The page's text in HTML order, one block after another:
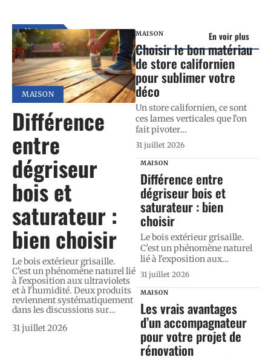
Maison En voir plus
MAISON
Différence
entre
dégriseur
bois et
saturateur :
bien choisir
Le bois extérieur grisaille.
C'est un phénomène naturel lié
à l'exposition aux ultraviolets
et à l'humidité. Deux produits
reviennent systématiquement
dans les discussions sur…
31 juillet 2026
MAISON
Choisir le bon matériau
de store californien
pour sublimer votre
déco
Un store californien, ce sont
ces lames verticales que l'on
fait pivoter…
31 juillet 2026
MAISON
Différence entre
dégriseur bois et
saturateur : bien
choisir
Le bois extérieur grisaille.
C'est un phénomène naturel
lié à l'exposition aux…
31 juillet 2026
MAISON
Les vrais avantages
d’un accompagnateur
pour votre projet de
rénovation